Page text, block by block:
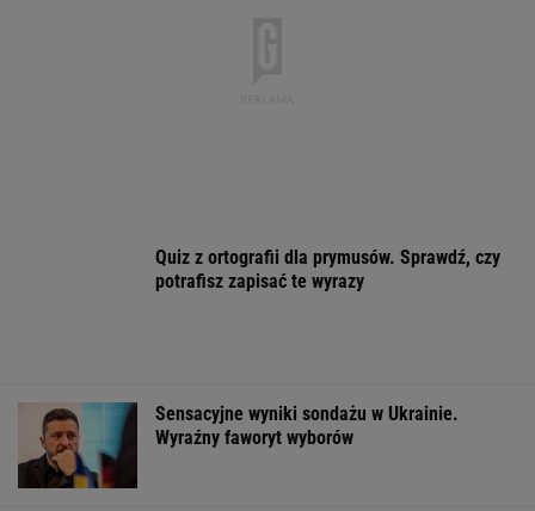
15 lat
KSIĄŻKA